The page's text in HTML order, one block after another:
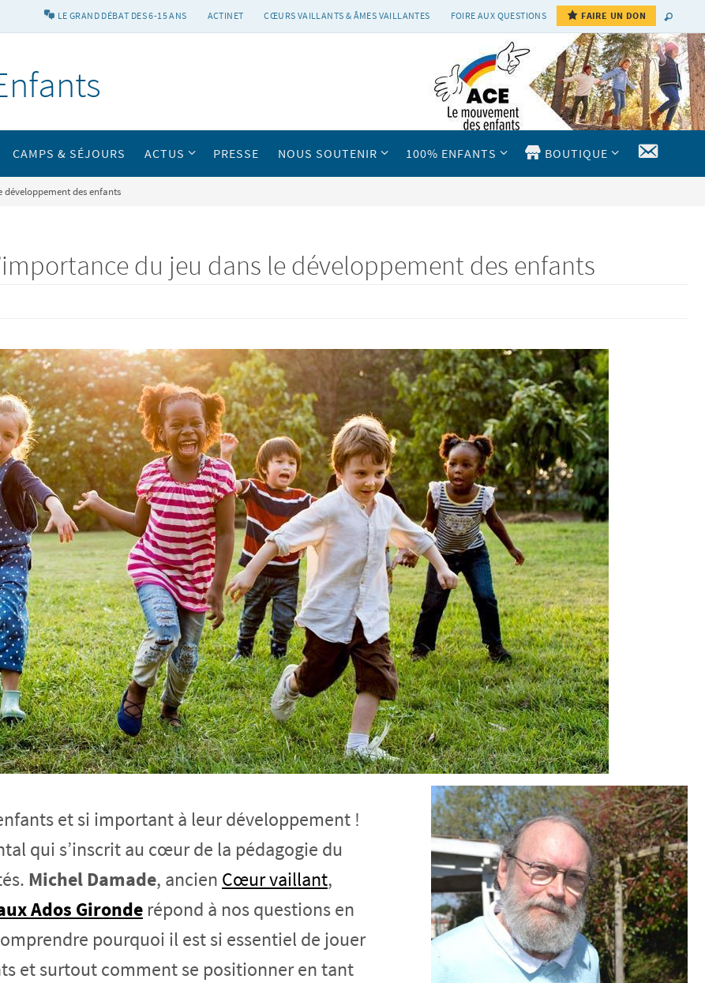
LE GRAND DÉBAT DES 6-15 ANS ACTINET CŒURS VAILLANTS & ÂMES VAILLANTES FOIRE AUX QUESTIONS FAIRE UN DON
CAMPS & SÉJOURS ACTUS PRESSE NOUS SOUTENIR 100% ENFANTS BOUTIQUE
développement des enfants
du jeu dans le développement des enfants
et si important à leur développement !
qui s’inscrit au cœur de la pédagogie du
Michel Damade, ancien Cœur vaillant,
Ados Gironde répond à nos questions en
pourquoi il est si essentiel de jouer
et surtout comment se positionner en tant